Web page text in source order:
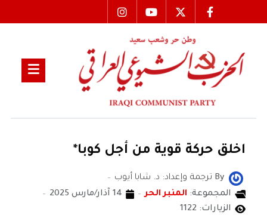
اخلق حركة قوية من أجل كوبا*
By ترجمة وإعداد: د. شابا أيوب
المجموعة: المنبر الحر
14 آذار/مارس 2025
الزيارات: 1122